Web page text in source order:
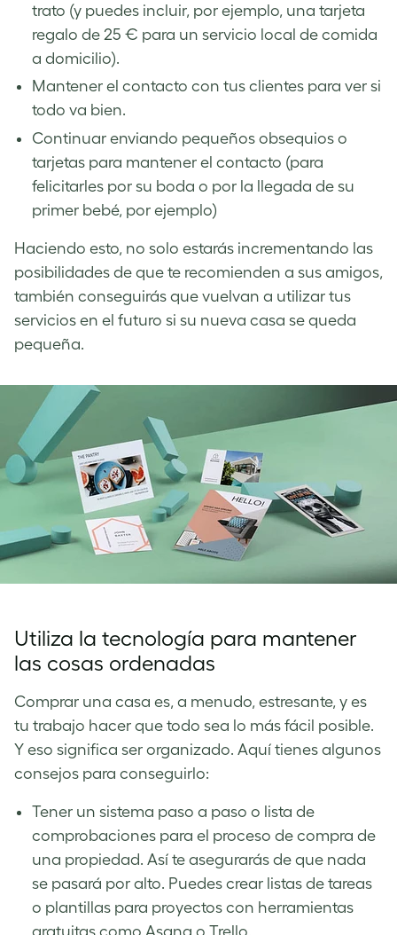
trato (y puedes incluir, por ejemplo, una tarjeta
regalo de 25 € para un servicio local de comida
a domicilio).
Mantener el contacto con tus clientes para ver si
todo va bien.
Continuar enviando pequeños obsequios o
tarjetas para mantener el contacto (para
felicitarles por su boda o por la llegada de su
primer bebé, por ejemplo)
Haciendo esto, no solo estarás incrementando las
posibilidades de que te recomienden a sus amigos,
también conseguirás que vuelvan a utilizar tus
servicios en el futuro si su nueva casa se queda
pequeña.
Utiliza la tecnología para mantener
las cosas ordenadas
Comprar una casa es, a menudo, estresante, y es
tu trabajo hacer que todo sea lo más fácil posible.
Y eso significa ser organizado. Aquí tienes algunos
consejos para conseguirlo:
Tener un sistema paso a paso o lista de
comprobaciones para el proceso de compra de
una propiedad. Así te asegurarás de que nada
se pasará por alto. Puedes crear listas de tareas
o plantillas para proyectos con herramientas
gratuitas como Asana o Trello.